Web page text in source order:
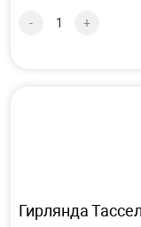
- +
Гирлянда